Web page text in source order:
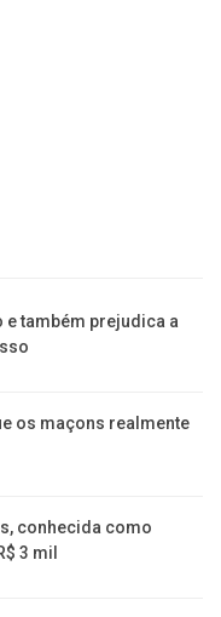
e também prejudica a
os maçons realmente
conhecida como
3 mil